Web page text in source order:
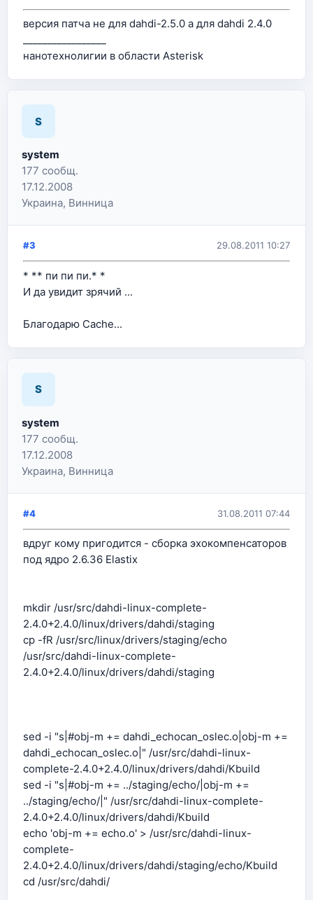
версия патча не для dahdi-2.5.0 а для dahdi 2.4.0
нанотехнолигии в области Asterisk
S
system
177 сообщ.
17.12.2008
Украина, Винница
#3 29.08.2011 10:27
* ** пи пи пи.* *
И да увидит зрячий ...
Благодарю Cache...
S
system
177 сообщ.
17.12.2008
Украина, Винница
#4 31.08.2011 07:44
вдруг кому пригодится - сборка эхокомпенсаторов
под ядро 2.6.36 Elastix
mkdir /usr/src/dahdi-linux-complete-
2.4.0+2.4.0/linux/drivers/dahdi/staging
cp -fR /usr/src/linux/drivers/staging/echo
/usr/src/dahdi-linux-complete-
2.4.0+2.4.0/linux/drivers/dahdi/staging
sed -i "s|#obj-m += dahdi_echocan_oslec.o|obj-m +=
dahdi_echocan_oslec.o|" /usr/src/dahdi-linux-
complete-2.4.0+2.4.0/linux/drivers/dahdi/Kbuild
sed -i "s|#obj-m += ../staging/echo/|obj-m +=
../staging/echo/|" /usr/src/dahdi-linux-complete-
2.4.0+2.4.0/linux/drivers/dahdi/Kbuild
echo 'obj-m += echo.o' > /usr/src/dahdi-linux-
complete-
2.4.0+2.4.0/linux/drivers/dahdi/staging/echo/Kbuild
cd /usr/src/dahdi/